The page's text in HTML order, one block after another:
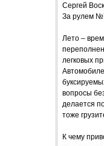
Сергей
За рулем
Лето –
легковых
вопросы
делается
тоже
К чему